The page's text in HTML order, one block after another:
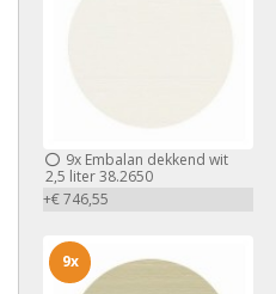
9x Embalan dekkend wit
2,5 liter 38.2650
+€ 746,55
9x